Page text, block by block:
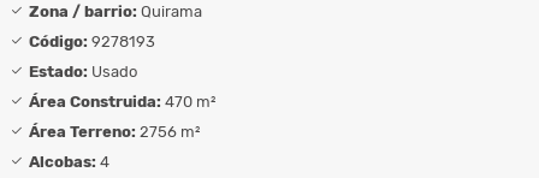
Zona / barrio: Quirama
Código: 9278193
Estado: Usado
Área Construida: 470 m²
Área Terreno: 2756 m²
Alcobas: 4